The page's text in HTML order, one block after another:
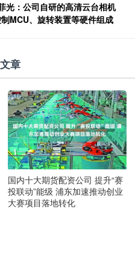
光：公司自研的高清云台相机
MCU、旋转装置等硬件组成
章
国内十大期货配资公司 提升“赛
投联动”能级 浦东加速推动创业
大赛项目落地转化